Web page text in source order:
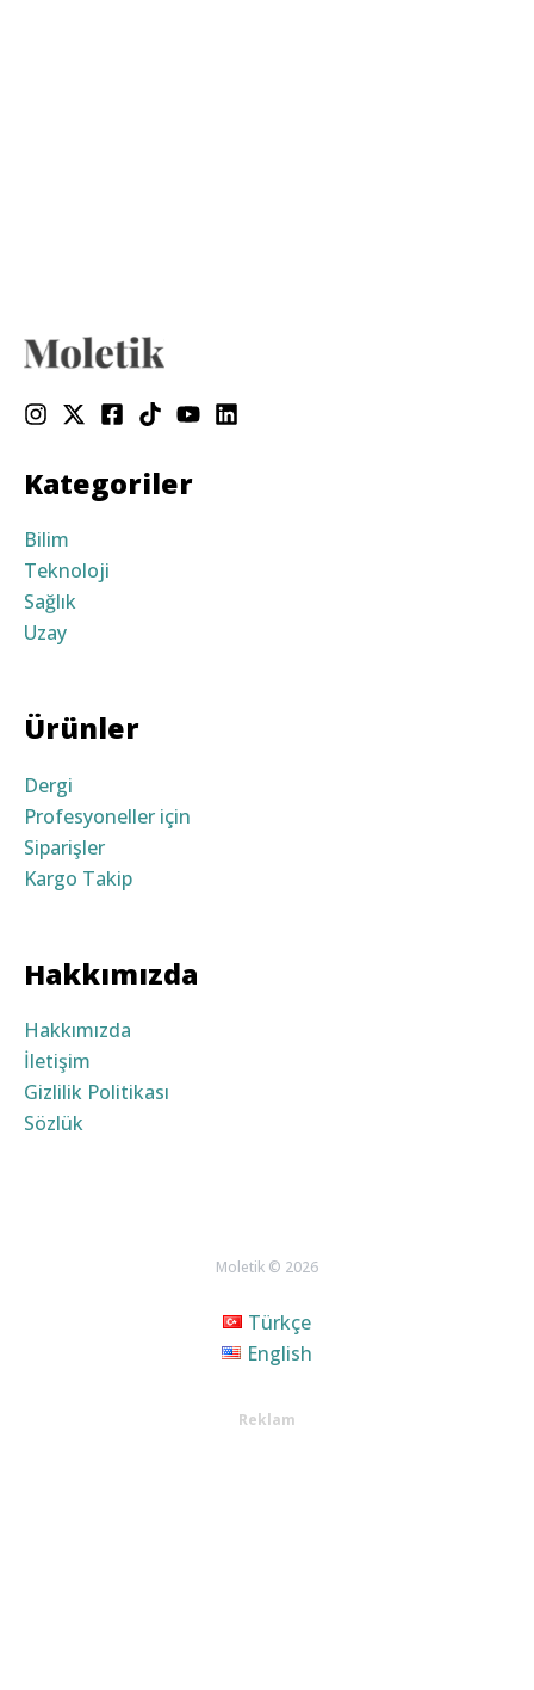
Kategoriler
Bilim
Teknoloji
Sağlık
Uzay
Ürünler
Dergi
Profesyoneller için
Siparişler
Kargo Takip
Hakkımızda
Hakkımızda
İletişim
Gizlilik Politikası
Sözlük
Moletik © 2026
Türkçe
English
Reklam